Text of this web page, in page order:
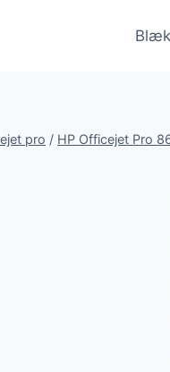
pro / HP Officejet Pro